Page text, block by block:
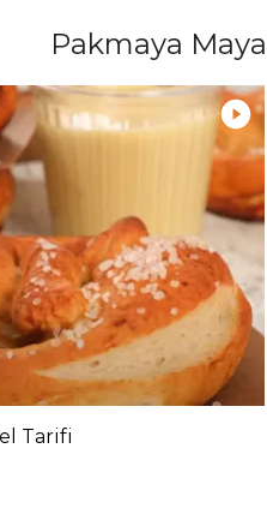
Pakmaya
Tarifi